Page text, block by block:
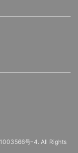
号-4. All Rights